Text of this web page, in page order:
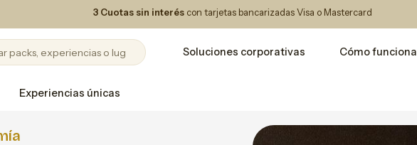
3 Cuotas sin interés con tarjetas bancarizadas Visa o Mastercard
Soluciones corporativas Cómo funciona
Experiencias únicas